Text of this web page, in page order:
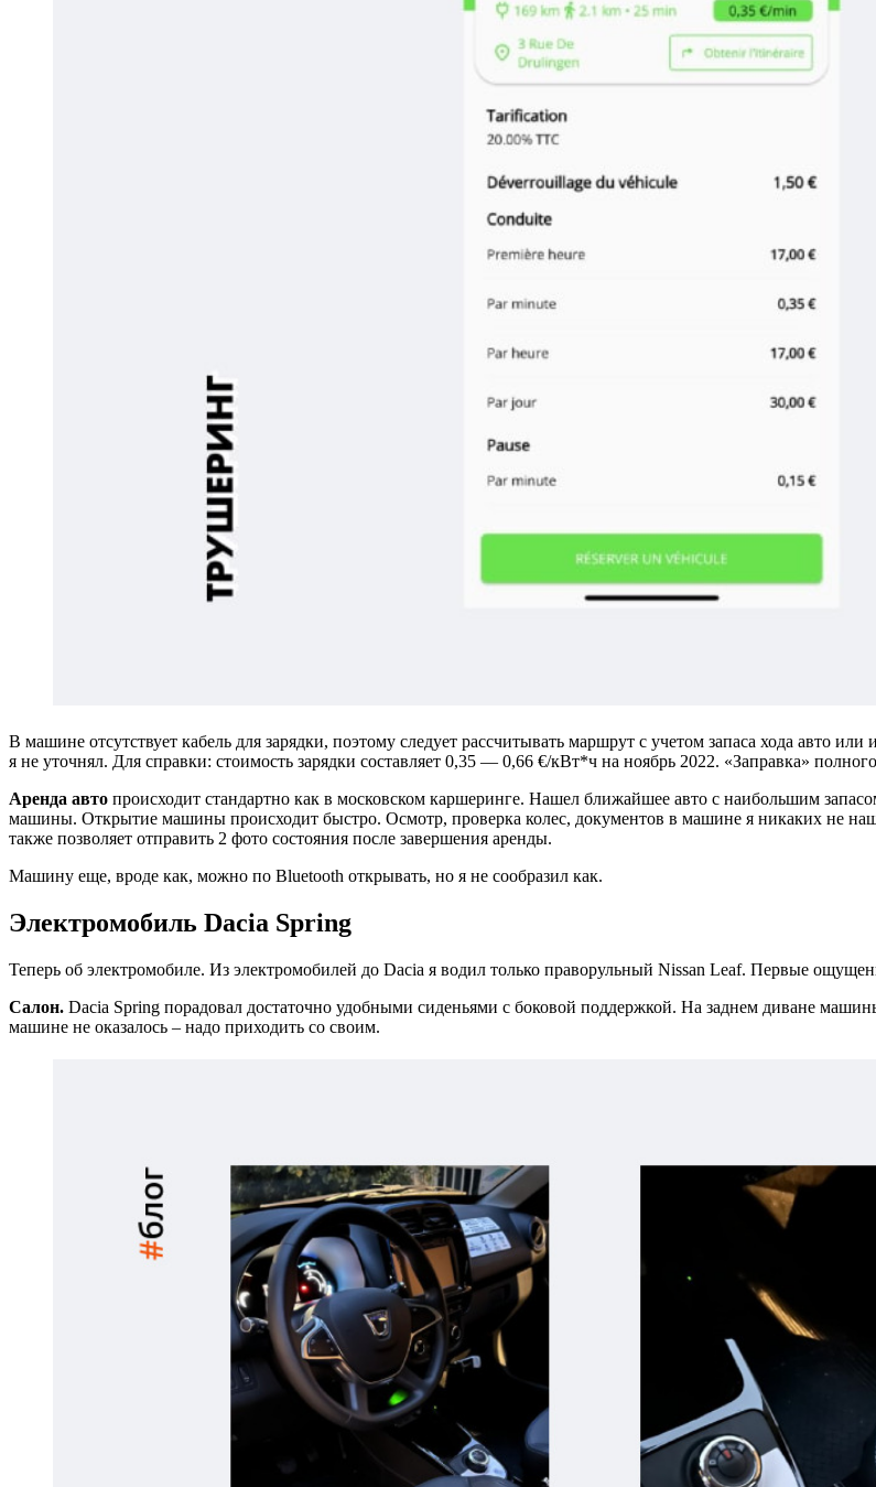
В машине отсутствует кабель для зарядки, поэтому следует рассчитывать маршрут с учетом запаса хода авто
я не уточнял. Для справки: стоимость зарядки составляет 0,35 — 0,66 €/кВт*ч на ноябрь 2022. «Заправка»
Аренда авто происходит стандартно как в московском каршеринге. Нашел ближайшее авто с наибольшим
машины. Открытие машины происходит быстро. Осмотр, проверка колес, документов в машине я никаких не
также позволяет отправить 2 фото состояния после завершения аренды.
Машину еще, вроде как, можно по Bluetooth открывать, но я не сообразил как.
Электромобиль Dacia Spring
Теперь об электромобиле. Из электромобилей до Dacia я водил только праворульный Nissan Leaf. Первые
Салон. Dacia Spring порадовал достаточно удобными сиденьями с боковой поддержкой. На заднем диване
машине не оказалось – надо приходить со своим.